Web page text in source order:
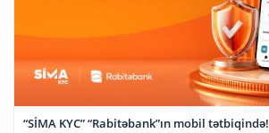
“SİMA KYC” “Rabitəbank”ın mobil tətbiqində!